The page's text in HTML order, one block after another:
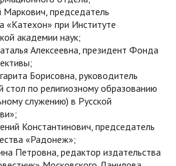
председатель
«Катехон» при Институте
академии наук;
Алексеевна, президент Фонда
Борисовна, руководитель
стол по религиозному образованию
служению) в Русской
Константинович, председатель
«Радонеж»;
Петровна, редактор издательства